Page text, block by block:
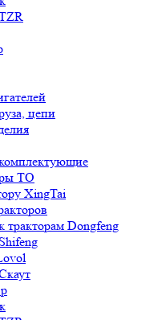
цепи
ТО
XingTai
тракторам Dongfeng